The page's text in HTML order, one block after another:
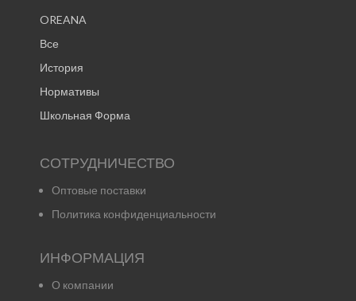
OREANA
Все
История
Нормативы
Школьная Форма
СОТРУДНИЧЕСТВО
Оптовые поставки
Политика конфиденциальности
ИНФОРМАЦИЯ
О компании